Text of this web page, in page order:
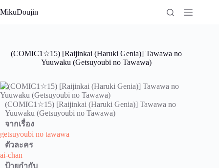
to
MikuDoujin
(COMIC1☆15) [Raijinkai (Haruki Genia)] Tawawa no
Yuuwaku (Getsuyoubi no Tawawa)
(COMIC1☆15) [Raijinkai (Haruki Genia)] Tawawa no
Yuuwaku (Getsuyoubi no Tawawa)
จากเรื่อง
getsuyoubi no tawawa
ตัวละคร
ai-chan
ป้ายกำกับ